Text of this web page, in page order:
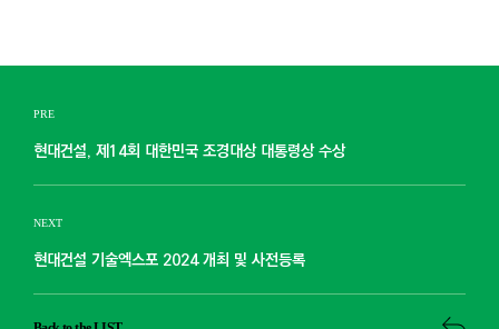
PRE
현대건설, 제14회 대한민국 조경대상 대통령상 수상
NEXT
현대건설 기술엑스포 2024 개최 및 사전등록